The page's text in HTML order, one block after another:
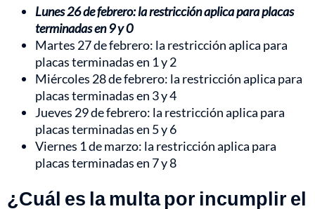
Lunes 26 de febrero: la restricción aplica para placas
terminadas en 9 y 0
Martes 27 de febrero: la restricción aplica para
placas terminadas en 1 y 2
Miércoles 28 de febrero: la restricción aplica para
placas terminadas en 3 y 4
Jueves 29 de febrero: la restricción aplica para
placas terminadas en 5 y 6
Viernes 1 de marzo: la restricción aplica para
placas terminadas en 7 y 8
¿Cuál es la multa por incumplir el